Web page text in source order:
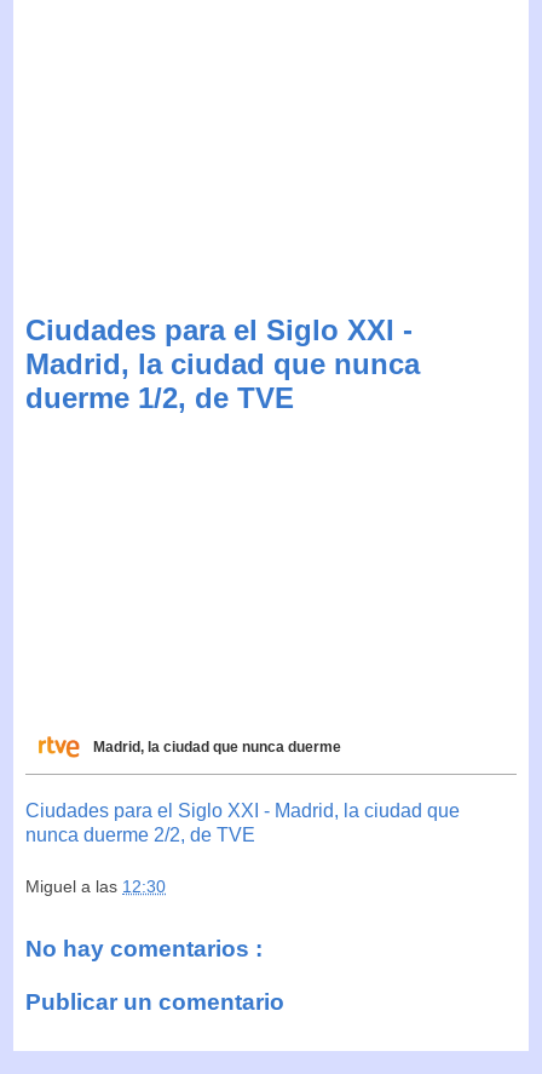
Ciudades para el Siglo XXI -
Madrid, la ciudad que nunca
duerme 1/2, de TVE
Madrid, la ciudad que nunca duerme
Ciudades para el Siglo XXI - Madrid, la ciudad que
nunca duerme 2/2, de TVE
Miguel a las 12:30
No hay comentarios :
Publicar un comentario